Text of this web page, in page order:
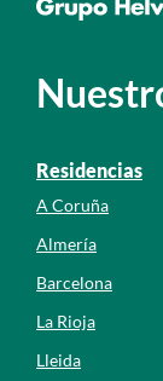
Residencias
A Coruña
Almería
Barcelona
La Rioja
Lleida